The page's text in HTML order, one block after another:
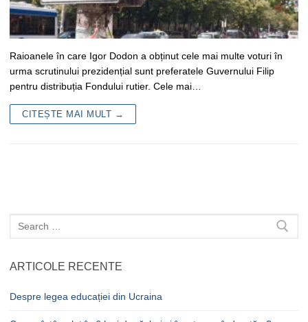
Raioanele în care Igor Dodon a obținut cele mai multe voturi în
urma scrutinului prezidențial sunt preferatele Guvernului Filip
pentru distribuția Fondului rutier. Cele mai…
CITEȘTE MAI MULT →
Caută
după:
ARTICOLE RECENTE
Despre legea educației din Ucraina